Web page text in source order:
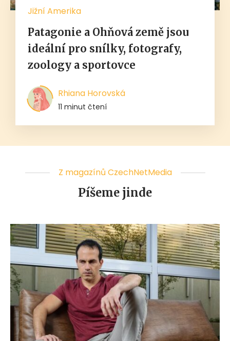
Jižní Amerika
Patagonie a Ohňová země jsou
ideální pro snílky, fotografy,
zoology a sportovce
Rhiana Horovská
11 minut čtení
Z magazínů CzechNetMedia
Píšeme jinde